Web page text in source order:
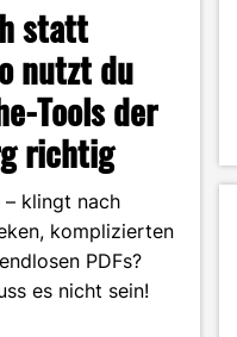
statt
nutzt du
Tools der
richtig
klingt nach
komplizierten
PDFs?
es nicht sein!